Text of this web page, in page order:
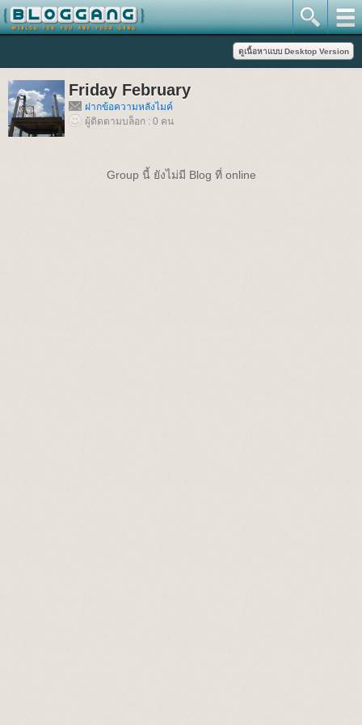
Friday February
ฝากข้อความหลังไมค์
ผู้ติดตามบล็อก : 0 คน
Group นี้ ยังไม่มี Blog ที่ online